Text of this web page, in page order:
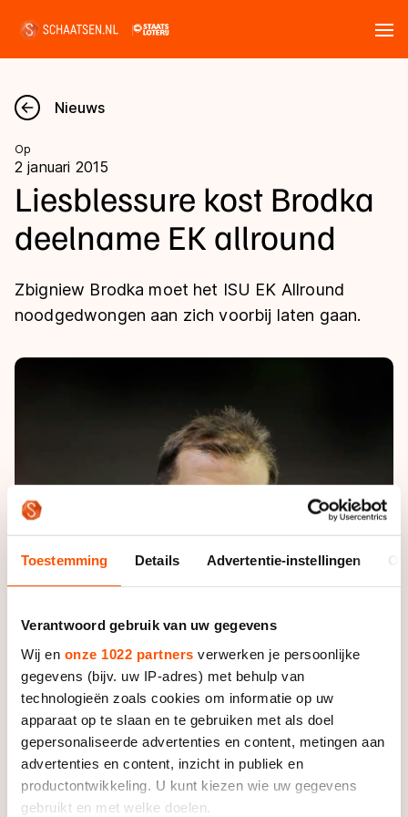
Toestemming Details Advertentie-instellingen
Verantwoord gebruik van uw gegevens
Wij en onze 1022 partners verwerken je persoonlijke
gegevens (bijv. uw IP-adres) met behulp van
technologieën zoals cookies om informatie op uw
apparaat op te slaan en te gebruiken met als doel
gepersonaliseerde advertenties en content, metingen aan
advertenties en content, inzicht in publiek en
productontwikkeling. U kunt kiezen wie uw gegevens
gebruikt en met welke doelen.
Nieuws
Kalender
Disciplines
Langebaan
Uitslagen
Shorttrack
Tijden & historie
Persoonlijke records & tijden
Inschrijven wedstrijden
Algemene Nederlandse Schaatstijd
Deze zomer de weg op
Waar kan ik schaatsen en skaten?
Alles voor jou als schaatsfan
Word schaatsfan!
Winacties
Olympische Spelen
Olympische Spelen
Medaillespiegel
Olympische uitslagen
Van Jong tot Goud verhalen
Nieuws
Op
2 januari 2015
Liesblessure kost Brodka
deelname EK allround
Zbigniew Brodka moet het ISU EK Allround
noodgedwongen aan zich voorbij laten gaan.
Foto: Soenar Chamid
De Pool heeft te veel last van een liesblessure. “Het